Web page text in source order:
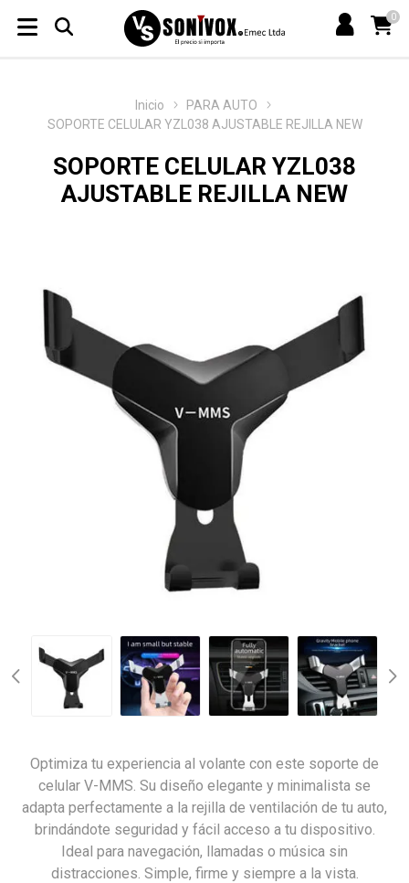
0
Inicio
PARA AUTO
SOPORTE CELULAR YZL038 AJUSTABLE REJILLA NEW
SOPORTE CELULAR YZL038
AJUSTABLE REJILLA NEW
Optimiza tu experiencia al volante con este soporte de
celular V-MMS. Su diseño elegante y minimalista se
adapta perfectamente a la rejilla de ventilación de tu auto,
brindándote seguridad y fácil acceso a tu dispositivo.
Ideal para navegación, llamadas o música sin
distracciones. Simple, firme y siempre a la vista.